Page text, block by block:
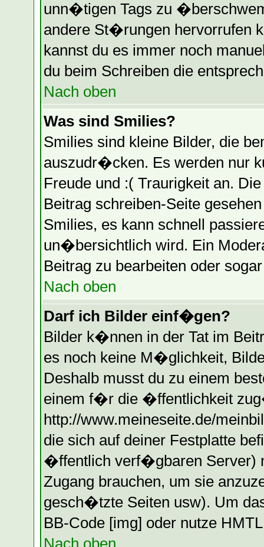
unn�tigen Tags zu
andere St�rungen hervorrufen
kannst du es immer noch
du beim Schreiben die
Nach oben
Was sind Smilies?
Smilies sind kleine Bilder, die
auszudr�cken. Es werden nur
Freude und :( Traurigkeit an.
Beitrag schreiben-Seite
Smilies, es kann schnell
un�bersichtlich wird. Ein
Beitrag zu bearbeiten oder
Nach oben
Darf ich Bilder einf�gen?
Bilder k�nnen in der Tat im
es noch keine M�glichkeit,
Deshalb musst du zu einem
einem f�r die �ffentlichkeit
http://www.meineseite.de/
die sich auf deiner Festplatte
�ffentlich verf�gbaren Server)
Zugang brauchen, um sie
gesch�tzte Seiten usw). Um
BB-Code [img] oder nutze
Nach oben